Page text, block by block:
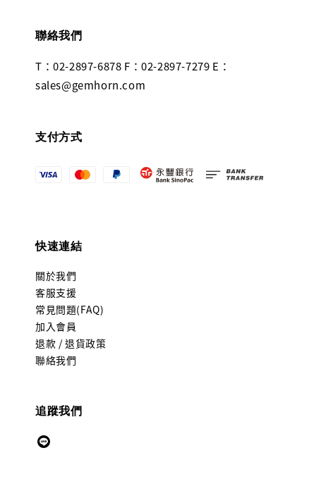
聯絡我們
T：02-2897-6878 F：02-2897-7279 E：
sales@gemhorn.com
支付方式
快速連結
關於我們
客服支援
常見問題(FAQ)
加入會員
退款 / 退貨政策
聯絡我們
追蹤我們